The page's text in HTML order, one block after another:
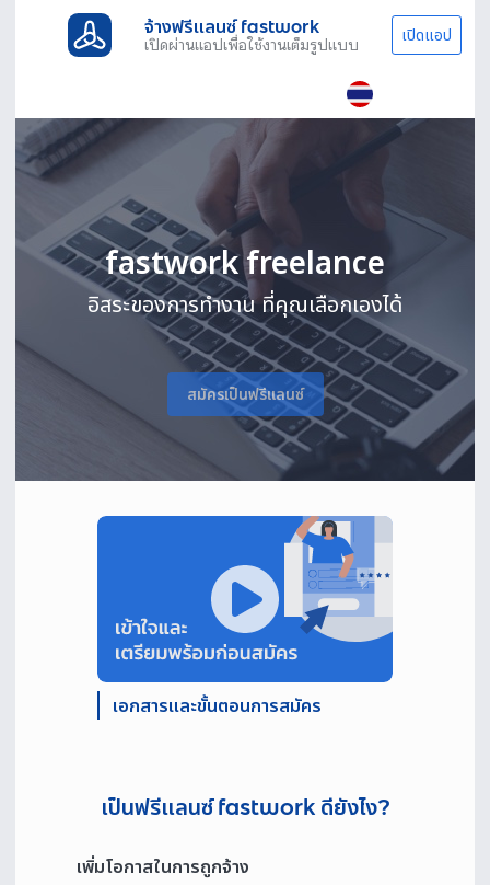
จ้างฟรีแลนซ์ fastwork
เปิดผ่านแอปเพื่อใช้งานเต็มรูปแบบ เปิดแอป
fastwork freelance
อิสระของการทำงาน ที่คุณเลือกเองได้
สมัครเป็นฟรีแลนซ์
เอกสารและขั้นตอนการสมัคร
เป็นฟรีแลนซ์ fastwork ดียังไง?
เพิ่มโอกาสในการถูกจ้าง